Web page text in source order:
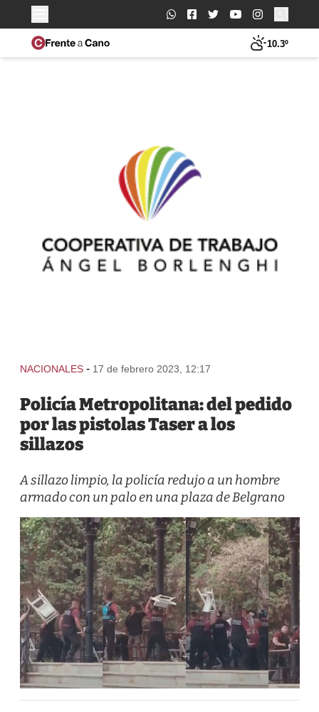
Buscar:
10.3º
NACIONALES - 17 de febrero 2023, 12:17
Policía Metropolitana: del pedido
por las pistolas Taser a los
sillazos
A sillazo limpio, la policía redujo a un hombre
armado con un palo en una plaza de Belgrano